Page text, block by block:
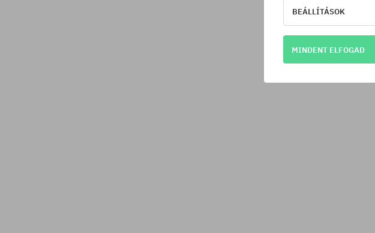
BEÁLLÍTÁSOK
MINDENT ELFOGAD